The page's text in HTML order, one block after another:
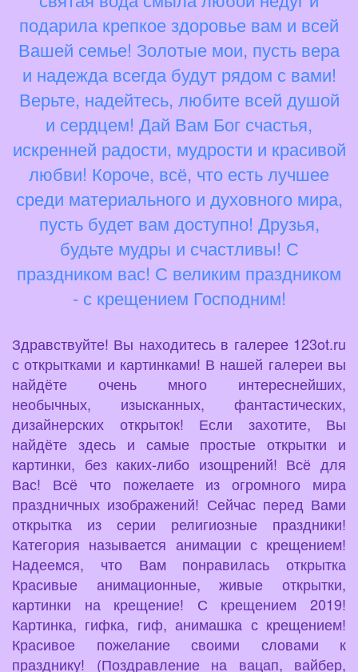
подарила крепкое здоровье вам и всей
Вашей семье! Золотые мои, пусть вера
и надежда всегда будут рядом с вами!
Верьте, надейтесь, любите всей душой
и сердцем! Дай Вам Бог счастья,
искренней радости, мудрости и красивой
любви! Короче, всё, что есть лучшее
среди материального и духовного мира,
пусть будет вам доступно! Друзья,
будьте мудры и счастливы! С
праздником вас! С великим праздником
- с крещением Господним!
Здравствуйте! Вы находитесь в галерее 123ot.ru
с открытками и картинками! В нашей галереи вы
найдёте очень много интереснейших,
необычных, изысканных, фантастических,
дизайнерских открыток! Если захотите, Вы
найдёте здесь и самые простые открытки и
картинки, без каких-либо изощрений! Всё для
Вас! Всё что пожелаете из огромного мира
праздничных изображений! Сейчас перед Вами
открытка из серии религиозные праздники!
Категория называется анимации с крещением!
Надеемся, что Вам понравилась открытка
Красивые анимационные, живые открытки,
картинки на крещение! С крещением 2019!
Картинка, гифка, гиф, анимашка с крещением!
Красивое пожелание своими словами к
празднику! (Поздравление на вацап, вайбер,